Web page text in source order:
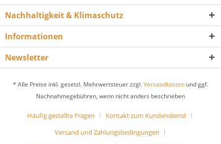
Nachhaltigkeit & Klimaschutz
Informationen
Newsletter
* Alle Preise inkl. gesetzl. Mehrwertsteuer zzgl.Versandkosten und ggf.
Nachnahmegebühren, wenn nicht anders beschrieben
Häufig gestellte Fragen
Kontakt zum Kundendienst
Versand und Zahlungsbedingungen